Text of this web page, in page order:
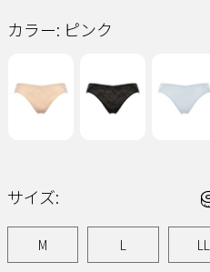
カラー: ピンク
サイズ:
M L LL